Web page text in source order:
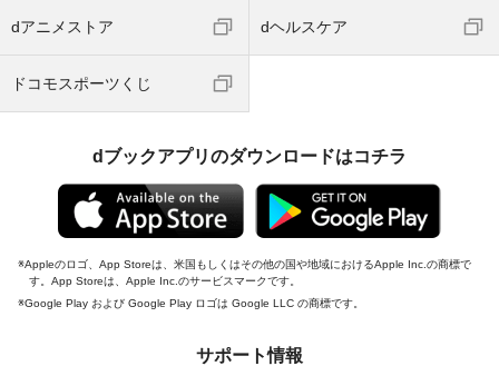
dアニメストア dヘルスケア
ドコモスポーツくじ
dブックアプリのダウンロードはコチラ
Appleのロゴ、App Storeは、米国もしくはその他の国や地域におけるApple Inc.の商標で
す。App Storeは、Apple Inc.のサービスマークです。
Google Play および Google Play ロゴは Google LLC の商標です。
サポート情報